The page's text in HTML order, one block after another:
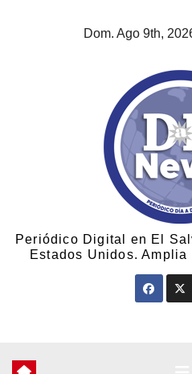
Dom. Ago 9th,
Periódico Digital en El
Estados Unidos.